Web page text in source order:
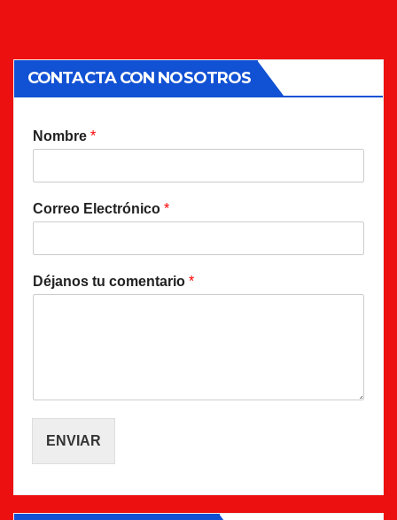
CONTACTA CON NOSOTROS
Nombre *
Correo Electrónico *
Déjanos tu comentario *
ENVIAR